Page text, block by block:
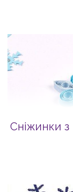
Сніжинки з